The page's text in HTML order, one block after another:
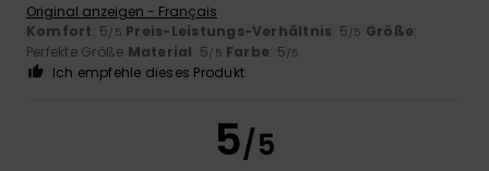
Original anzeigen - Français
Komfort: 5/5 Preis-Leistungs-Verhältnis: 5/5 Größe:
Perfekte Größe Material: 5/5 Farbe: 5/5
Ich empfehle dieses Produkt
5/5